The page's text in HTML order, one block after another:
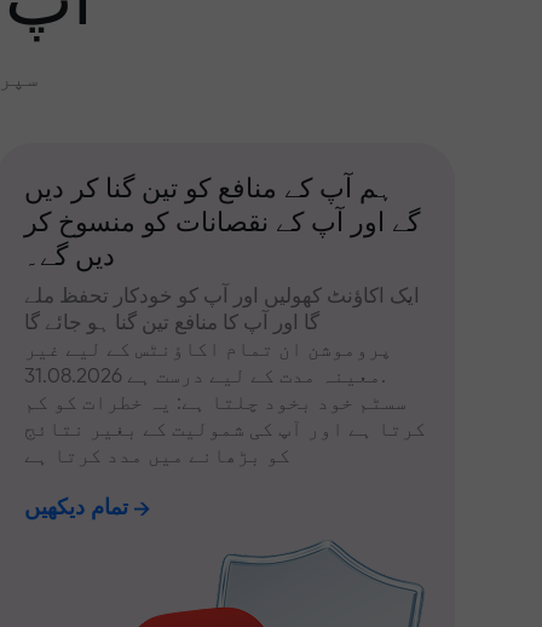
ہم آپ کے منافع کو تین گنا کر دیں
گے اور آپ کے نقصانات کو منسوخ کر
دیں گے۔
ایک اکاؤنٹ کھولیں اور آپ کو خودکار تحفظ ملے
گا اور آپ کا منافع تین گنا ہو جائے گا
پروموشن ان تمام اکاؤنٹس کے لیے غیر
معینہ مدت کے لیے درست ہے 31.08.2026.
سسٹم خود بخود چلتا ہے: یہ خطرات کو کم
کرتا ہے اور آپ کی شمولیت کے بغیر نتائج
کو بڑھانے میں مدد کرتا ہے
تمام دیکھیں